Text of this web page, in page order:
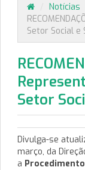
Notícias
Setor Social e
Setor
Divulga-se
março, da
a